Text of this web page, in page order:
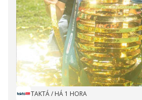
TAKTÁ/ HÁ 1 HORA